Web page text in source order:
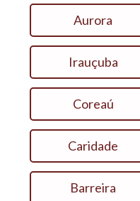
Aurora
Irauçuba
Coreaú
Caridade
Barreira